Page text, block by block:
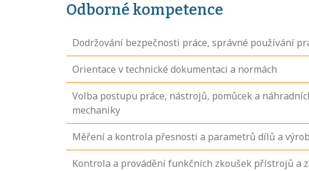
Odborné kompetence
Dodržování bezpečnosti práce, správné používání
Orientace v technické dokumentaci a normách
Volba postupu práce, nástrojů, pomůcek a
mechaniky
Měření a kontrola přesnosti a parametrů dílů a
Kontrola a provádění funkčních zkoušek přístrojů a